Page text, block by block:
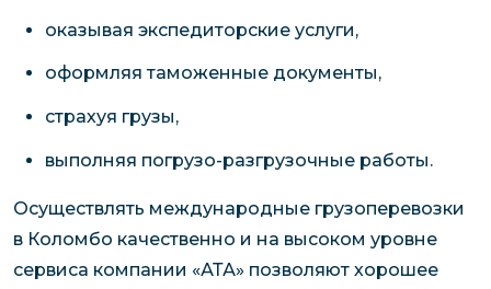
оказывая экспедиторские услуги,
оформляя таможенные документы,
страхуя грузы,
выполняя погрузо-разгрузочные работы.
Осуществлять международные грузоперевозки
в Коломбо качественно и на высоком уровне
сервиса компании «АТА» позволяют хорошее